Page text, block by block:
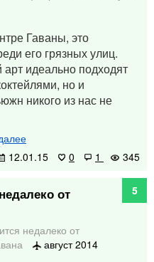
Гаваны, это
его грязных улиц.
идеально подходят
но и
никого из нас не
12.01.15
0 1 345
от
5
недалеко от
август 2014